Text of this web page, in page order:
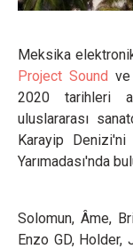
Meksika
Project Sound
2020 tarihleri
uluslararası
Karayip
Yarımadası'nda
Solomun, Âme,
Enzo GD,